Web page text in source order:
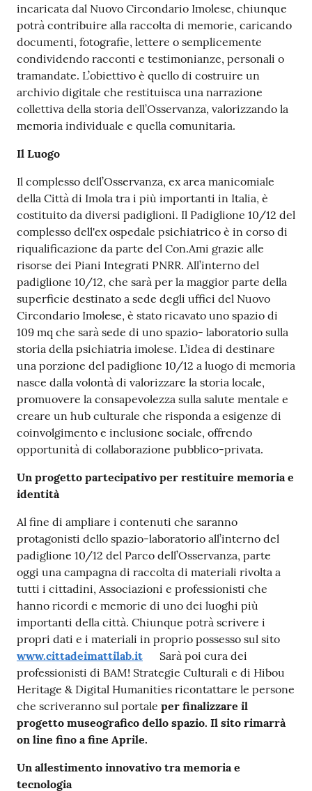
incaricata dal Nuovo Circondario Imolese, chiunque
potrà contribuire alla raccolta di memorie, caricando
documenti, fotografie, lettere o semplicemente
condividendo racconti e testimonianze, personali o
tramandate. L’obiettivo è quello di costruire un
archivio digitale che restituisca una narrazione
collettiva della storia dell’Osservanza, valorizzando la
memoria individuale e quella comunitaria.
Il Luogo
Il complesso dell’Osservanza, ex area manicomiale
della Città di Imola tra i più importanti in Italia, è
costituito da diversi padiglioni. Il Padiglione 10/12 del
complesso dell'ex ospedale psichiatrico è in corso di
riqualificazione da parte del Con.Ami grazie alle
risorse dei Piani Integrati PNRR. All’interno del
padiglione 10/12, che sarà per la maggior parte della
superficie destinato a sede degli uffici del Nuovo
Circondario Imolese, è stato ricavato uno spazio di
109 mq che sarà sede di uno spazio- laboratorio sulla
storia della psichiatria imolese. L’idea di destinare
una porzione del padiglione 10/12 a luogo di memoria
nasce dalla volontà di valorizzare la storia locale,
promuovere la consapevolezza sulla salute mentale e
creare un hub culturale che risponda a esigenze di
coinvolgimento e inclusione sociale, offrendo
opportunità di collaborazione pubblico-privata.
Un progetto partecipativo per restituire memoria e
identità
Al fine di ampliare i contenuti che saranno
protagonisti dello spazio-laboratorio all’interno del
padiglione 10/12 del Parco dell’Osservanza, parte
oggi una campagna di raccolta di materiali rivolta a
tutti i cittadini, Associazioni e professionisti che
hanno ricordi e memorie di uno dei luoghi più
importanti della città. Chiunque potrà scrivere i
propri dati e i materiali in proprio possesso sul sito
www.cittadeimattilab.it
Sarà poi cura dei
professionisti di BAM! Strategie Culturali e di Hibou
Heritage & Digital Humanities ricontattare le persone
che scriveranno sul portale per finalizzare il
progetto museografico dello spazio. Il sito rimarrà
on line fino a fine Aprile.
Un allestimento innovativo tra memoria e
tecnologia